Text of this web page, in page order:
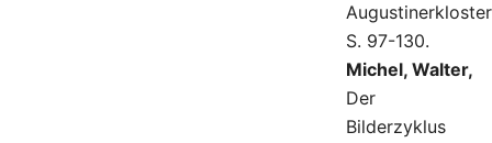
S. 97-130.
Michel, Walter,
Der
Bilderzyklus